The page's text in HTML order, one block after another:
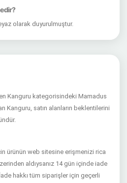
olarak duyurulmuştur.
Kanguru kategorisindeki Mamadus
Kanguru, satın alanların beklentilerini
ürünün web sitesine erişmenizi rica
aldıysanız 14 gün içinde iade
hakkı tüm siparişler için geçerli